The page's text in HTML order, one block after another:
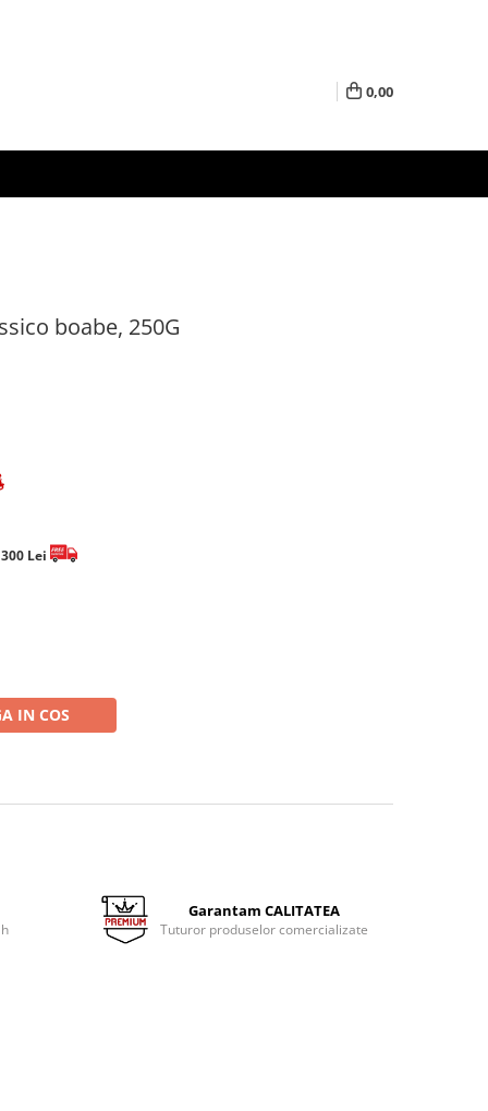
0,00
boabe, 250G
Lei
IN COS
Garantam CALITATEA
Tuturor produselor comercializate